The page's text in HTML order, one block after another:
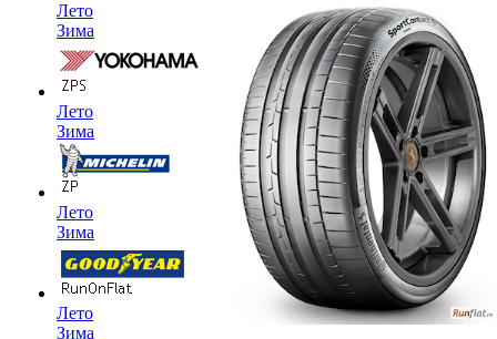
Лето
Зима
Лето
Зима
Лето
Зима
Лето
Зима